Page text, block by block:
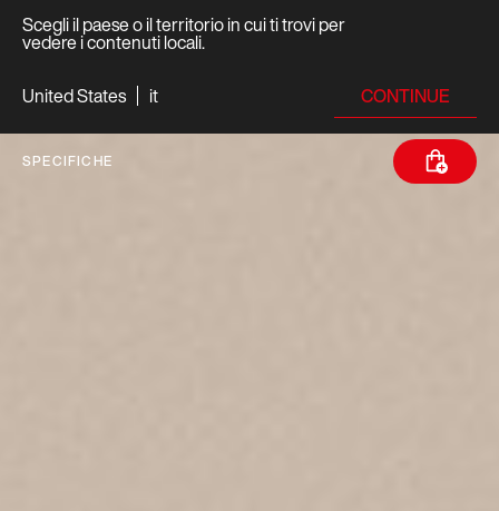
Scegli il paese o il territorio in cui ti trovi per
vedere i contenuti locali.
United States
it CONTINUE
SPECIFICHE